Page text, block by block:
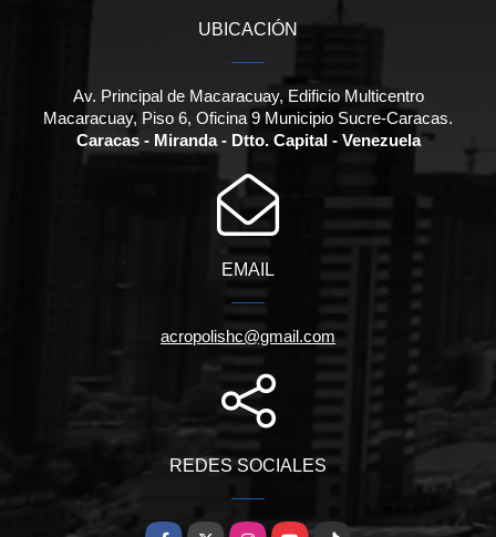
UBICACIÓN
Av. Principal de Macaracuay, Edificio Multicentro
Macaracuay, Piso 6, Oficina 9 Municipio Sucre-Caracas.
Caracas - Miranda - Dtto. Capital - Venezuela
EMAIL
acropolishc@gmail.com
REDES SOCIALES